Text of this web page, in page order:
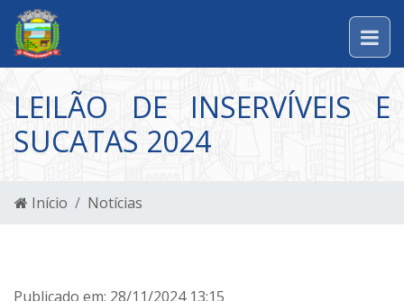
LEILÃO DE INSERVÍVEIS E
SUCATAS 2024
Início Notícias
Publicado em: 28/11/2024 13:15